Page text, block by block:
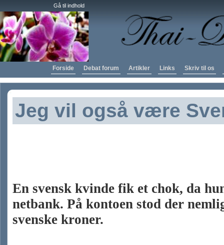
Gå til indhold
Forside Debat forum Artikler Links Skriv til os
Jeg vil også være
En svensk kvinde fik et chok, da
netbank. På kontoen stod der
svenske kroner.